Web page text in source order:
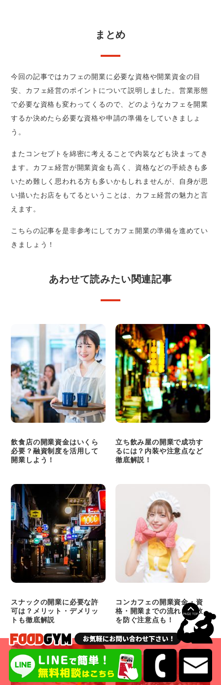
まとめ
今回の記事ではカフェの開業に必要な資格や開業資金の目
安、カフェ経営のポイントについて説明しました。営業形態
で必要な資格も変わってくるので、どのようなカフェを開業
するか決めたら必要な資格や申請の準備をしていきましょ
う。
またコンセプトを綿密に考えることで内装なども決まってき
ます。カフェ経営が開業資金も高く、資格などの手続きも多
いため難しく思われる方も多いかもしれませんが、自身が思
い描いたお店をもてるということは、カフェ経営の魅力と言
えます。
こちらの記事を是非参考にしてカフェ開業の準備を進めてい
きましょう！
あわせて読みたい関連記事
飲食店の開業資金はいくら
必要？融資制度を活用して
開業しよう！
立ち飲み屋の開業で成功す
るには？内装や注意点など
徹底解説！
スナックの開業に必要な許
可は？メリット・デメリッ
トも徹底解説
コンカフェの開業資金・資
格・開業までの流れ｜失敗
を防ぐ注意点も！